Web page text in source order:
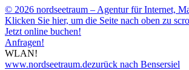
© 2026 nordseetraum – Agentur für Internet,
Klicken Sie hier, um die Seite nach oben zu
Jetzt online buchen!
Anfragen!
WLAN!
www.nordseetraum.dezurück nach Bensersiel